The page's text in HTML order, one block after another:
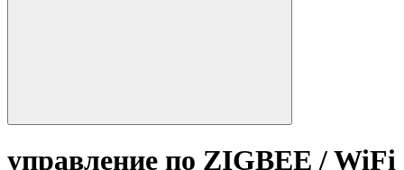
управление по ZIGBEE / WiFi